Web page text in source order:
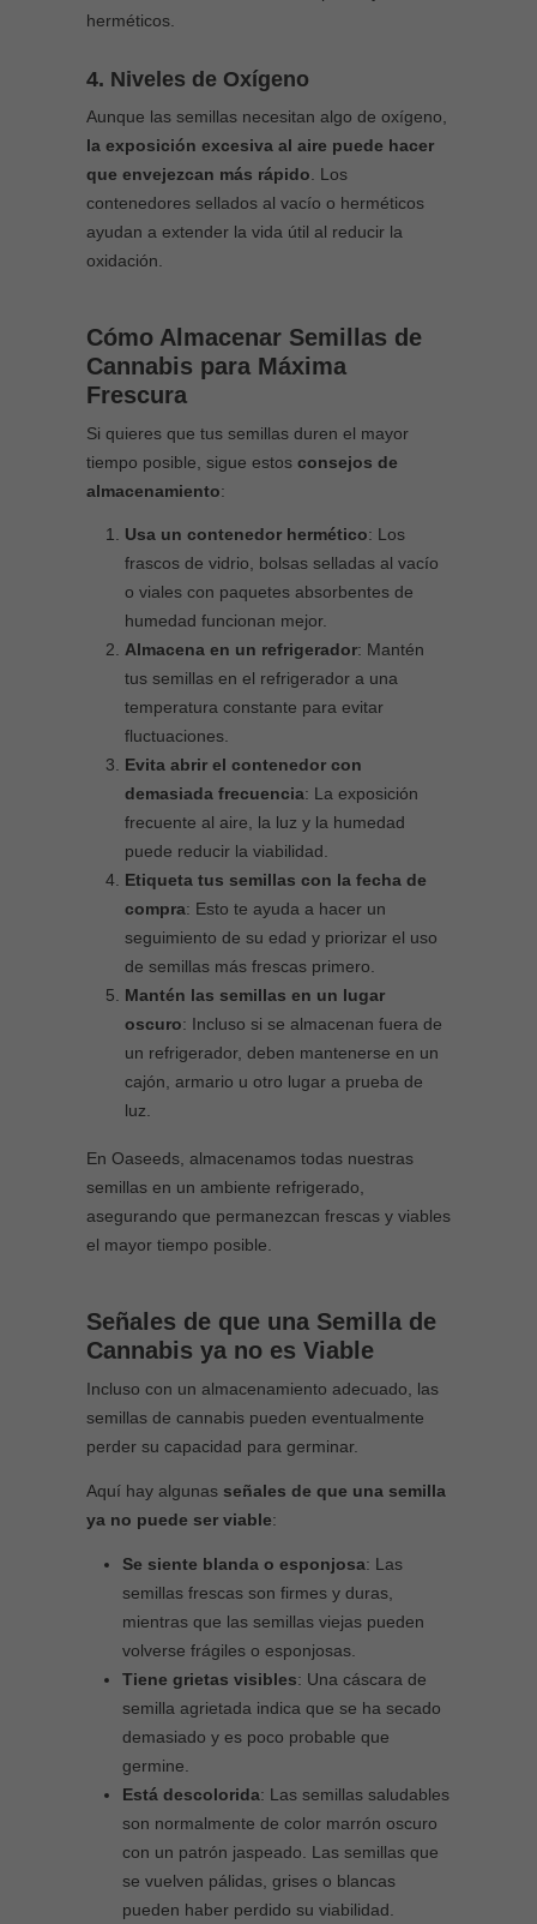
herméticos.
4. Niveles de Oxígeno
Aunque las semillas necesitan algo de oxígeno,
la exposición excesiva al aire puede hacer
que envejezcan más rápido . Los
contenedores sellados al vacío o herméticos
ayudan a extender la vida útil al reducir la
oxidación.
Cómo Almacenar Semillas de
Cannabis para Máxima
Frescura
Si quieres que tus semillas duren el mayor
tiempo posible, sigue estos consejos de
almacenamiento:
Usa un contenedor hermético: Los
frascos de vidrio, bolsas selladas al vacío
o viales con paquetes absorbentes de
humedad funcionan mejor.
Almacena en un refrigerador: Mantén
tus semillas en el refrigerador a una
temperatura constante para evitar
fluctuaciones.
Evita abrir el contenedor con
demasiada frecuencia: La exposición
frecuente al aire, la luz y la humedad
puede reducir la viabilidad.
Etiqueta tus semillas con la fecha de
compra: Esto te ayuda a hacer un
seguimiento de su edad y priorizar el uso
de semillas más frescas primero.
Mantén las semillas en un lugar
oscuro: Incluso si se almacenan fuera de
un refrigerador, deben mantenerse en un
cajón, armario u otro lugar a prueba de
luz.
En Oaseeds, almacenamos todas nuestras
semillas en un ambiente refrigerado,
asegurando que permanezcan frescas y viables
el mayor tiempo posible.
Señales de que una Semilla de
Cannabis ya no es Viable
Incluso con un almacenamiento adecuado, las
semillas de cannabis pueden eventualmente
perder su capacidad para germinar.
Aquí hay algunas señales de que una semilla
ya no puede ser viable:
Se siente blanda o esponjosa: Las
semillas frescas son firmes y duras,
mientras que las semillas viejas pueden
volverse frágiles o esponjosas.
Tiene grietas visibles: Una cáscara de
semilla agrietada indica que se ha secado
demasiado y es poco probable que
germine.
Está descolorida: Las semillas saludables
son normalmente de color marrón oscuro
con un patrón jaspeado. Las semillas que
se vuelven pálidas, grises o blancas
pueden haber perdido su viabilidad.